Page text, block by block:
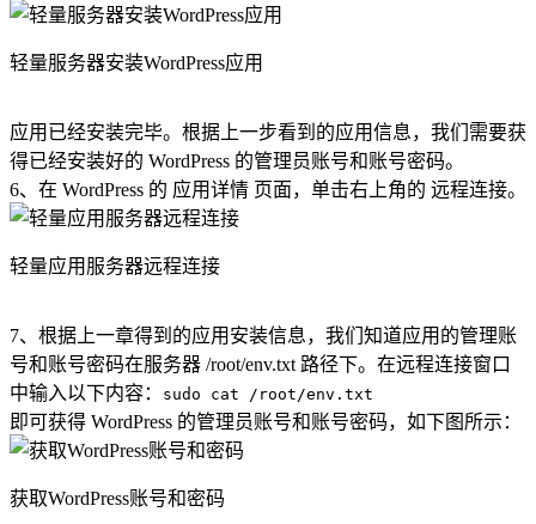
轻量服务器安装WordPress应用
应用已经安装完毕。根据上一步看到的应用信息，我们需要获
得已经安装好的 WordPress 的管理员账号和账号密码。
6、在 WordPress 的 应用详情 页面，单击右上角的 远程连接。
轻量应用服务器远程连接
7、根据上一章得到的应用安装信息，我们知道应用的管理账
号和账号密码在服务器 /root/env.txt 路径下。在远程连接窗口
中输入以下内容：
sudo cat /root/env.txt
即可获得 WordPress 的管理员账号和账号密码，如下图所示：
获取WordPress账号和密码